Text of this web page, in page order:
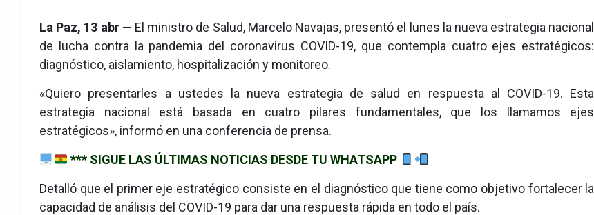
ook
tsA
pp
La Paz, 13 abr — El ministro de Salud, Marcelo Navajas, presentó el lunes la nueva estrategia nacional
de lucha contra la pandemia del coronavirus COVID-19, que contempla cuatro ejes estratégicos:
diagnóstico, aislamiento, hospitalización y monitoreo.
«Quiero presentarles a ustedes la nueva estrategia de salud en respuesta al COVID-19. Esta
estrategia nacional está basada en cuatro pilares fundamentales, que los llamamos ejes
estratégicos», informó en una conferencia de prensa.
*** SIGUE LAS ÚLTIMAS NOTICIAS DESDE TU WHATSAPP
Detalló que el primer eje estratégico consiste en el diagnóstico que tiene como objetivo fortalecer la
capacidad de análisis del COVID-19 para dar una respuesta rápida en todo el país.